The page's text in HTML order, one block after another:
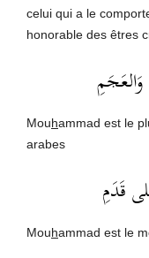
celui qui a le
honorable des êtres
وَالعَجَمِ
Mouhammad est le
arabes
قَدَمِ
Mouhammad est le